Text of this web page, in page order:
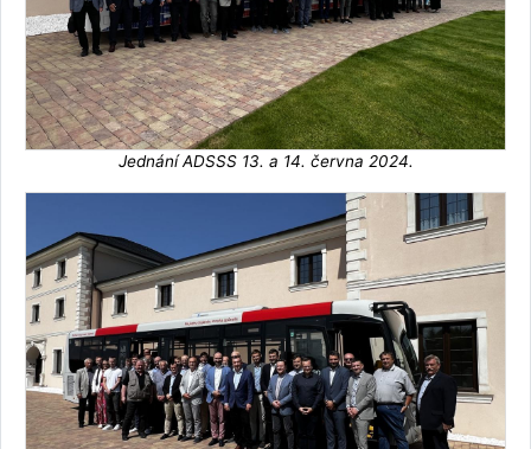
Jednání ADSSS 13. a 14. června 2024.